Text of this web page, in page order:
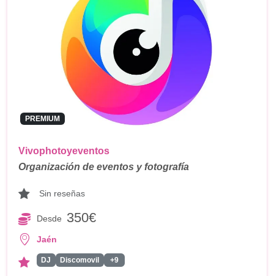
PREMIUM
Vivophotoyeventos
Organización de eventos y fotografía
Sin reseñas
Desde 350€
Jaén
DJ Discomovil +9